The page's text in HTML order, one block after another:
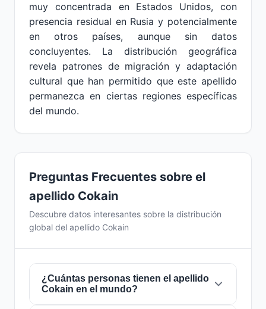
muy concentrada en Estados Unidos, con
presencia residual en Rusia y potencialmente
en otros países, aunque sin datos
concluyentes. La distribución geográfica
revela patrones de migración y adaptación
cultural que han permitido que este apellido
permanezca en ciertas regiones específicas
del mundo.
Preguntas Frecuentes sobre el
apellido Cokain
Descubre datos interesantes sobre la distribución
global del apellido Cokain
¿Cuántas personas tienen el apellido
Cokain en el mundo?